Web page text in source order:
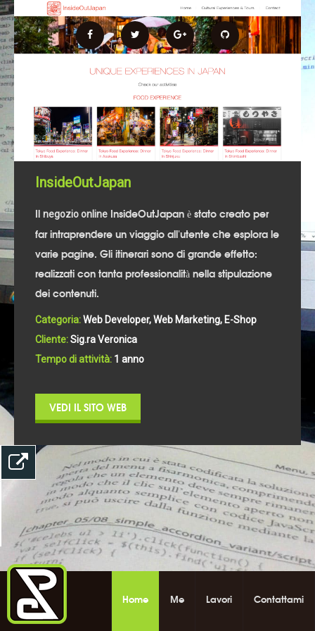
Home Me Lavori Contattami
InsideOutJapan
Il negozio online InsideOutJapan è stato creato per
far intraprendere un viaggio all'utente che esplora le
varie pagine. Gli itinerari sono di grande effetto:
realizzati con tanta professionalità nella stipulazione
dei contenuti.
Categoria:Web Developer, Web Marketing, E-Shop
Cliente:Sig.ra Veronica
Tempo di attività: 1 anno
VEDI IL SITO WEB